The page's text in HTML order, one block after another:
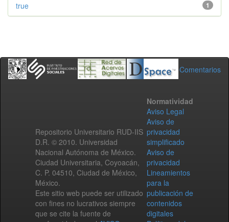
1
true
Comentarios
Repositorio Universitario RUD-IIS
D.R. © 2010. Universidad
Nacional Autónoma de México.
Ciudad Universitaria, Coyoacán,
C. P. 04510, Ciudad de México,
México.
Este sitio web puede ser utilizado
con fines no lucrativos siempre
que se cite la fuente de
Normatividad
Aviso Legal
Aviso de
privacidad
simplificado
Aviso de
privacidad
Lineamientos
para la
publicación de
contenidos
digitales